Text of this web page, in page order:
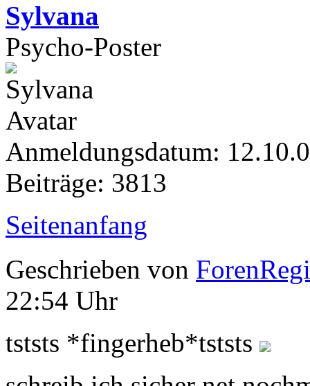
Sylvana
Psycho-Poster
Anmeldungsdatum:
Beiträge: 3813
Seitenanfang
Geschrieben von
22:54 Uhr
tststs *fingerheb*tststs